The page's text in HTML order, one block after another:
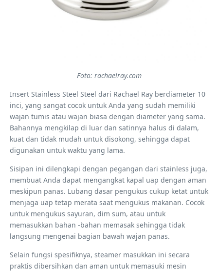
Foto: rachaelray.com
Insert Stainless Steel Steel dari Rachael Ray berdiameter 10
inci, yang sangat cocok untuk Anda yang sudah memiliki
wajan tumis atau wajan biasa dengan diameter yang sama.
Bahannya mengkilap di luar dan satinnya halus di dalam,
kuat dan tidak mudah untuk disokong, sehingga dapat
digunakan untuk waktu yang lama.
Sisipan ini dilengkapi dengan pegangan dari stainless juga,
membuat Anda dapat mengangkat kapal uap dengan aman
meskipun panas. Lubang dasar pengukus cukup ketat untuk
menjaga uap tetap merata saat mengukus makanan. Cocok
untuk mengukus sayuran, dim sum, atau untuk
memasukkan bahan -bahan memasak sehingga tidak
langsung mengenai bagian bawah wajan panas.
Selain fungsi spesifiknya, steamer masukkan ini secara
praktis dibersihkan dan aman untuk memasuki mesin